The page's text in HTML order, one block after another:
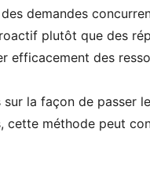
demandes
plutôt que des
efficacement des
la façon de passer
cette méthode peut